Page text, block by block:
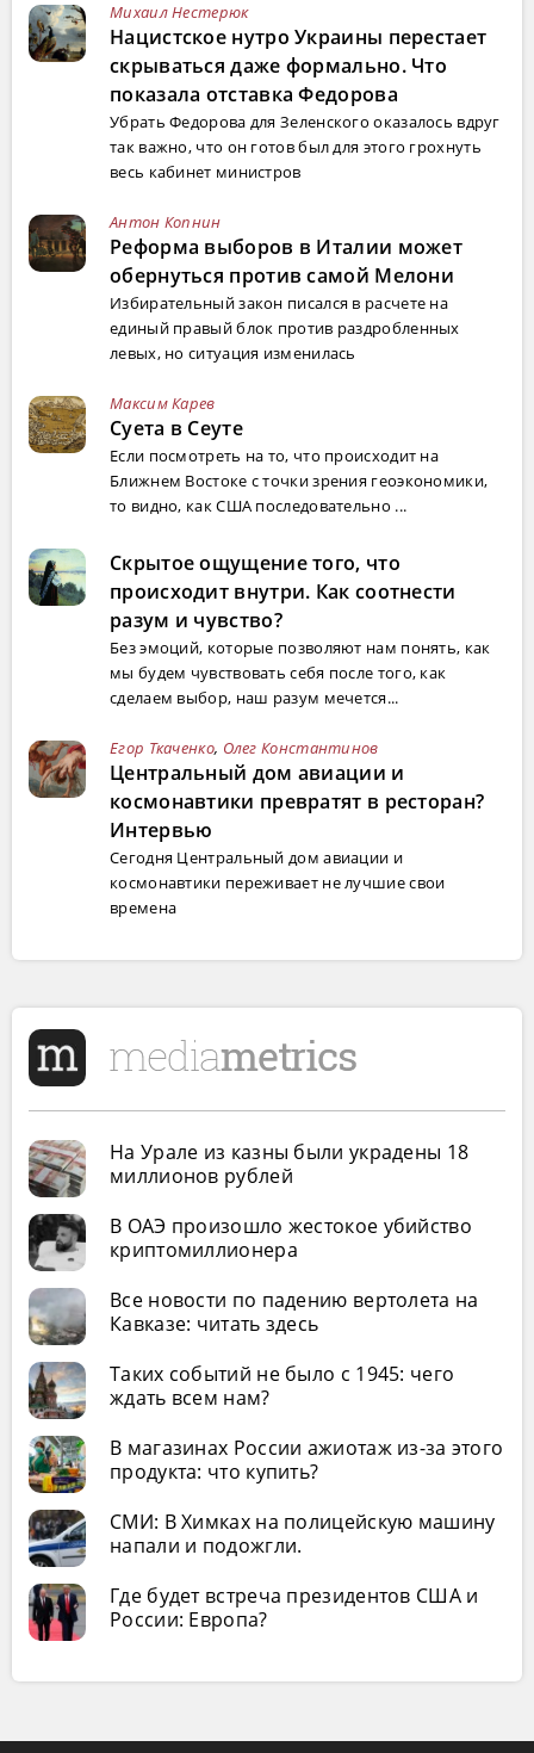
Михаил Нестерюк
Нацистское нутро Украины перестает
скрываться даже формально. Что
показала отставка Федорова
Убрать Федорова для Зеленского оказалось вдруг
так важно, что он готов был для этого грохнуть
весь кабинет министров
Антон Копнин
Реформа выборов в Италии может
обернуться против самой Мелони
Избирательный закон писался в расчете на
единый правый блок против раздробленных
левых, но ситуация изменилась
Максим Карев
Суета в Сеуте
Если посмотреть на то, что происходит на
Ближнем Востоке с точки зрения геоэкономики,
то видно, как США последовательно ...
Скрытое ощущение того, что
происходит внутри. Как соотнести
разум и чувство?
Без эмоций, которые позволяют нам понять, как
мы будем чувствовать себя после того, как
сделаем выбор, наш разум мечется...
Егор Ткаченко, Олег Константинов
Центральный дом авиации и
космонавтики превратят в ресторан?
Интервью
Сегодня Центральный дом авиации и
космонавтики переживает не лучшие свои
времена
На Урале из казны были украдены 18
миллионов рублей
В ОАЭ произошло жестокое убийство
криптомиллионера
Все новости по падению вертолета на
Кавказе: читать здесь
Таких событий не было с 1945: чего
ждать всем нам?
В магазинах России ажиотаж из-за этого
продукта: что купить?
СМИ: В Химках на полицейскую машину
напали и подожгли.
Где будет встреча президентов США и
России: Европа?